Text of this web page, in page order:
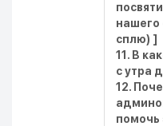
нашего
сплю) ]
11. В
с утра
12.
помочь